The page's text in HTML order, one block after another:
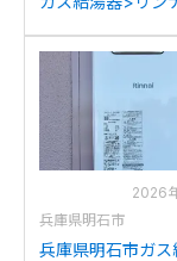
GQ-1627AWXか
RUJ-A1610W(A)
2026
兵庫県明石市
兵庫県明石市ガ